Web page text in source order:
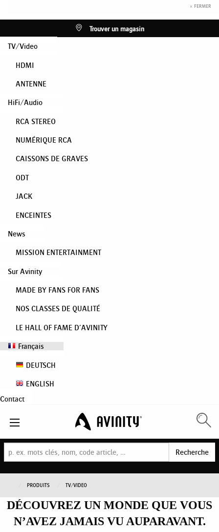
× FERMER
Trouver un magasin
TV/Video
HDMI
ANTENNE
HiFi/Audio
RCA STEREO
NUMÉRIQUE RCA
CAISSONS DE GRAVES
ODT
JACK
ENCEINTES
News
MISSION ENTERTAINMENT
Sur Avinity
MADE BY FANS FOR FANS
NOS CLASSES DE QUALITÉ
LE HALL OF FAME D’AVINITY
Français
DEUTSCH
ENGLISH
Contact
Recherche
PRODUITS TV/VIDEO
DÉCOUVREZ UN MONDE QUE VOUS
N’AVEZ JAMAIS VU AUPARAVANT.